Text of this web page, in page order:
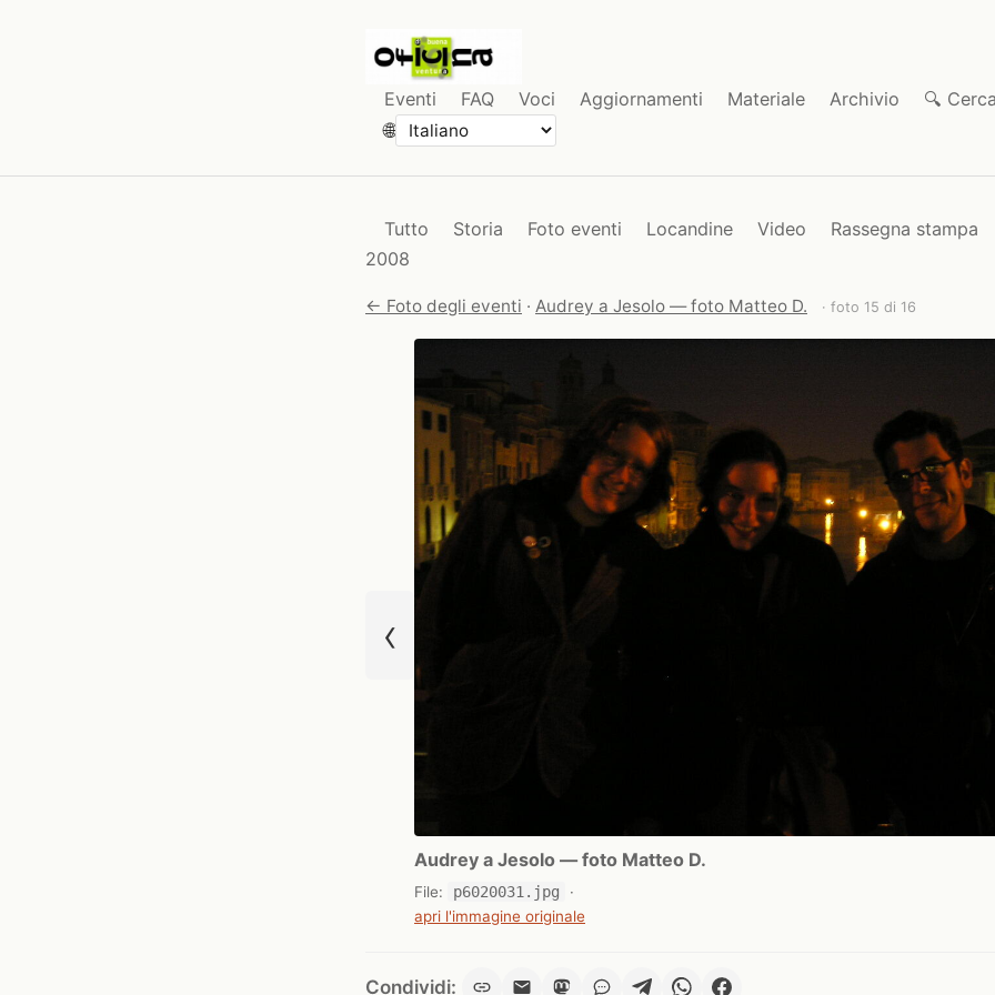
Eventi FAQ Voci Aggiornamenti Materiale Archivio
🔍
🌐
Tutto Storia Foto eventi Locandine Video
Rassegna stampa
2008
← Foto degli eventi · Audrey a Jesolo — foto Matteo D. · foto 15 di 16
‹
Audrey a Jesolo — foto Matteo D.
File: p6020031.jpg
·
apri l'immagine originale
Condividi: